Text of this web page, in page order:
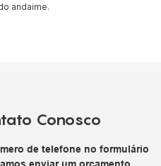
andaime.
Conosco
de telefone no formulário
enviar um orçamento